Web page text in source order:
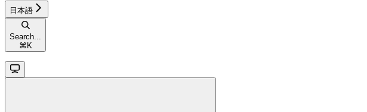
日本語
Search...
⌘ K